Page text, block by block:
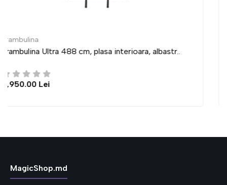
Trambulina Ultra 435 cm, plasa interioara,
MagicShop.md